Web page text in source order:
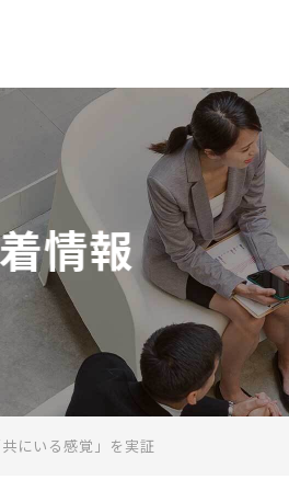
情報
にいる感覚」を実証